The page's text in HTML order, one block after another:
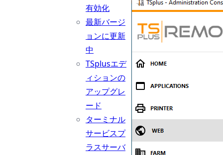
有効化
最新バージ
ョンに更新
中
TSplusエデ
ィションの
アップグレ
ード
ターミナル
サービスプ
ラスサーバ